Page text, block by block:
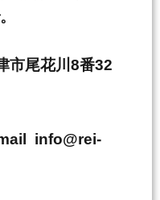
市尾花川8番32
info@rei-